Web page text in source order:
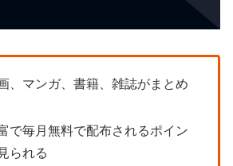
、マンガ、書籍、雑誌がまとめ
で毎月無料で配布されるポイン
られる